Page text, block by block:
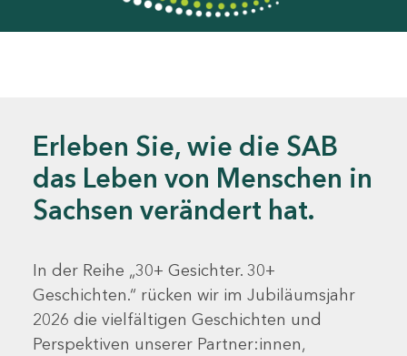
Erleben Sie, wie die SAB
das Leben von Menschen in
Sachsen verändert hat.
In der Reihe „30+ Gesichter. 30+
Geschichten.“ rücken wir im Jubiläumsjahr
2026 die vielfältigen Geschichten und
Perspektiven unserer Partner:innen,